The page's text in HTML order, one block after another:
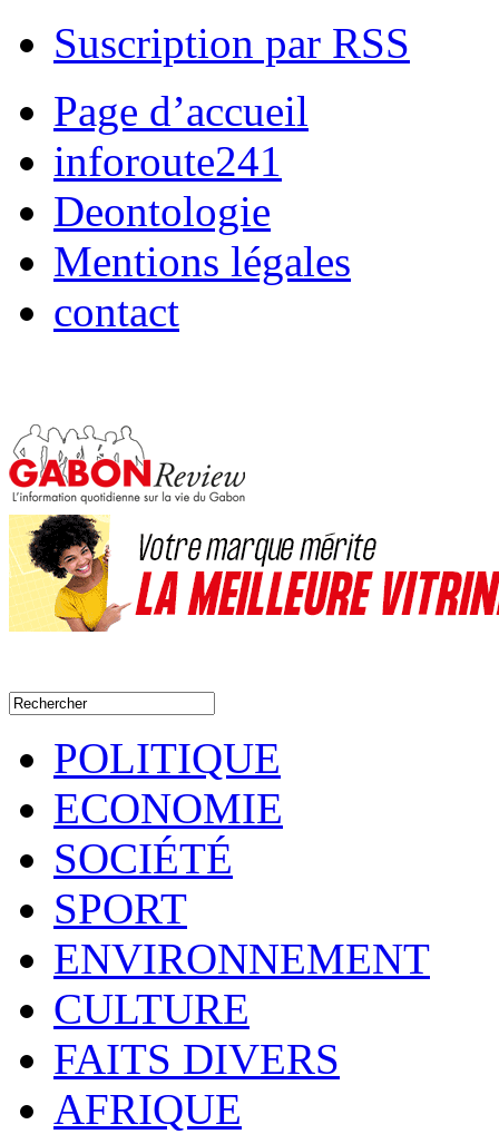
Suscription par RSS
Page d’accueil
inforoute241
Deontologie
Mentions légales
contact
POLITIQUE
ECONOMIE
SOCIÉTÉ
SPORT
ENVIRONNEMENT
CULTURE
FAITS DIVERS
AFRIQUE